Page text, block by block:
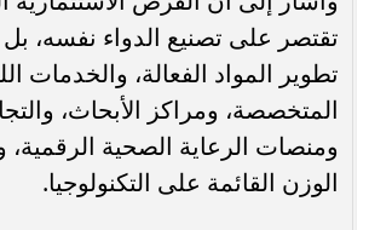
تقتصر على تصنيع الدواء نفسه، بل
تطوير المواد الفعالة، والخدمات
المتخصصة، ومراكز الأبحاث،
ومنصات الرعاية الصحية الرقمية،
الوزن القائمة على التكنولوجيا.